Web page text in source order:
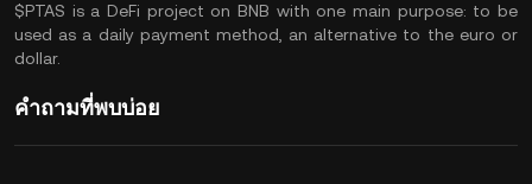
$PTAS is a DeFi project on BNB with one main purpose: to be
used as a daily payment method, an alternative to the euro or
dollar.
คำถามที่พบบ่อย